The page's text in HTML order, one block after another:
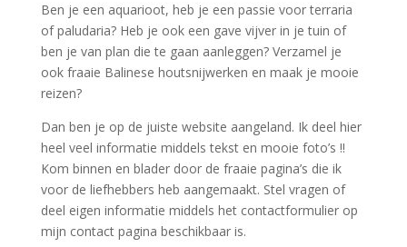
Ben je een aquarioot, heb je een passie voor terraria
of paludaria? Heb je ook een gave vijver in je tuin of
ben je van plan die te gaan aanleggen? Verzamel je
ook fraaie Balinese houtsnijwerken en maak je mooie
reizen?
Dan ben je op de juiste website aangeland. Ik deel hier
heel veel informatie middels tekst en mooie foto’s !!
Kom binnen en blader door de fraaie pagina’s die ik
voor de liefhebbers heb aangemaakt. Stel vragen of
deel eigen informatie middels het contactformulier op
mijn contact pagina beschikbaar is.